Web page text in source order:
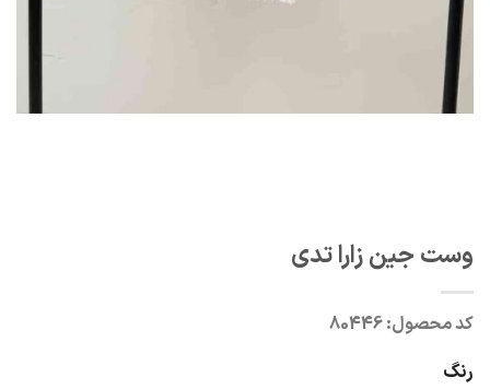
وست جین زارا تدی
کد محصول:80446
رنگ